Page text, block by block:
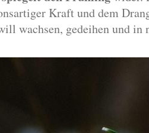
Kraft und dem
wachsen, gedeihen und in